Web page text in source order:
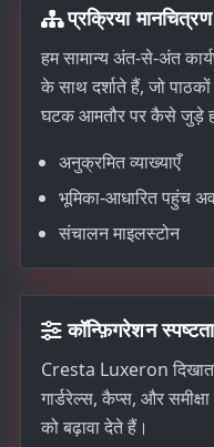
प्रक्रिया मानचित्रण
हम सामान्य अंत-से-अंत
के साथ दर्शाते हैं, जो
घटक आमतौर पर कैसे जुड़े
अनुक्रमित व्याख्याएँ
भूमिका-आधारित पहुंच
संचालन माइलस्टोन
कॉन्फ़िगरेशन स्पष्टता
Cresta Luxeron
गार्डरेल्स, कैप्स, और
को बढ़ावा देते हैं।